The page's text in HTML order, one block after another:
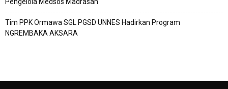
Pengelola Medsos Madrasah
Tim PPK Ormawa SGL PGSD UNNES Hadirkan Program
NGREMBAKA AKSARA